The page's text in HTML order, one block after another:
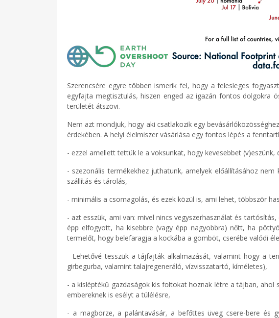
Szerencsére egyre többen ismerik fel, hogy a felesleges
egyfajta megtisztulás, hiszen enged az igazán fontos dolgokra
területét átszövi.
Nem azt mondjuk, hogy aki csatlakozik egy
érdekében. A helyi élelmiszer vásárlása egy fontos lépés a
- ezzel amellett tettük le a voksunkat, hogy kevesebbet
- szezonális termékekhez juthatunk, amelyek előállításához
szállítás és tárolás,
- minimális a csomagolás, és ezek közül is, ami lehet, többször
- azt esszük, ami van: mivel nincs vegyszerhasználat és
épp elfogyott, ha kisebbre (vagy épp nagyobbra) nőtt, ha
termelőt, hogy belefaragja a kockába a gömböt, cserébe valódi
- Lehetővé tesszük a tájfajták alkalmazását, valamint hogy a
girbegurba, valamint talajregeneráló, vízvisszatartó, kíméletes),
- a kisléptékű gazdaságok kis foltokat hoznak létre a tájban, ahol
embereknek is esélyt a túlélésre,
- a magbörze, a palántavásár, a befőttes üveg csere-bere és